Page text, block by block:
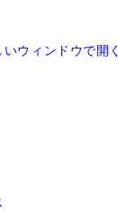
いウィンドウで開く